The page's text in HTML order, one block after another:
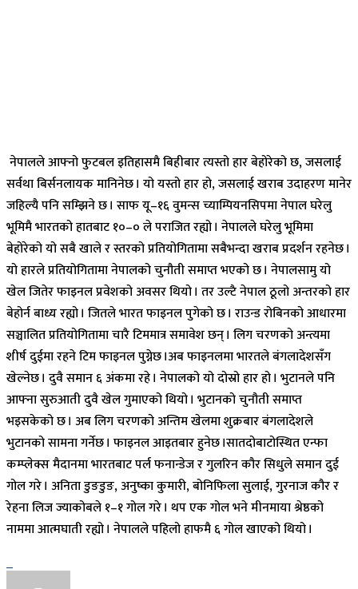
नेपालले आफ्नो फुटबल इतिहासमै बिहीबार त्यस्तो हार बेहोरेको छ, जसलाई
सर्वथा बिर्सनलायक मानिनेछ । यो यस्तो हार हो, जसलाई खराब उदाहरण मानेर
जहिल्यै पनि सम्झिने छ । साफ यू–१६ वुमन्स च्याम्पियनसिपमा नेपाल घरेलु
भूमिमै भारतको हातबाट १०–० ले पराजित रह्यो । नेपालले घरेलु भूमिमा
बेहोरेको यो सबै खाले र स्तरको प्रतियोगितामा सबैभन्दा खराब प्रदर्शन रहनेछ ।
यो हारले प्रतियोगितामा नेपालको चुनौती समाप्त भएको छ । नेपालसामु यो
खेल जितेर फाइनल प्रवेशको अवसर थियो । तर उल्टै नेपाल ठूलो अन्तरको हार
बेहोर्न बाध्य रह्यो । जितले भारत फाइनल पुगेको छ । राउन्ड रोबिनको आधारमा
सञ्चालित प्रतियोगितामा चारै टिममात्र समावेश छन् । लिग चरणको अन्त्यमा
शीर्ष दुईमा रहने टिम फाइनल पुग्नेछ ।अब फाइनलमा भारतले बंगलादेशसँग
खेल्नेछ । दुवै समान ६ अंकमा रहे । नेपालको यो दोस्रो हार हो । भुटानले पनि
आफ्ना सुरुआती दुवै खेल गुमाएको थियो । भुटानको चुनौती समाप्त
भइसकेको छ । अब लिग चरणको अन्तिम खेलमा शुक्रबार बंगलादेशले
भुटानको सामना गर्नेछ । फाइनल आइतबार हुनेछ ।सातदोबाटोस्थित एन्फा
कम्प्लेक्स मैदानमा भारतबाट पर्ल फनान्डेज र गुलरिन कौर सिधुले समान दुई
गोल गरे । अनिता डुङडुङ, अनुष्का कुमारी, बोनिफिला सुलाई, गुरनाज कौर र
रेहना लिज ज्याकोबले १–१ गोल गरे । थप एक गोल भने मीनमाया श्रेष्ठको
नाममा आत्मघाती रह्यो । नेपालले पहिलो हाफमै ६ गोल खाएको थियो ।